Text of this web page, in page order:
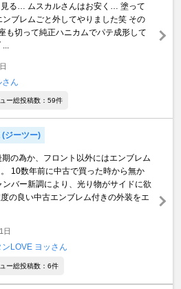
見る… ムスカルさんはお安く… 塗って
ンブレムごと外してやりました笑 その
も切って純正ハニカムでパテ成形して
さん
ー総投稿数：59件
(ジーツー)
の為か、フロント以外にはエンブレム
10数年前に中古で買った時から無か
ンバー新調により、光り物がサイドに欲
の良い中古エンブレム付きの外装をエ
日
ンLOVE ヨッさん
ー総投稿数：6件